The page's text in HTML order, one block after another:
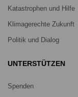
Katastrophen und Hilfe
Klimagerechte Zukunft
Politik und Dialog
UNTERSTÜTZEN
Spenden